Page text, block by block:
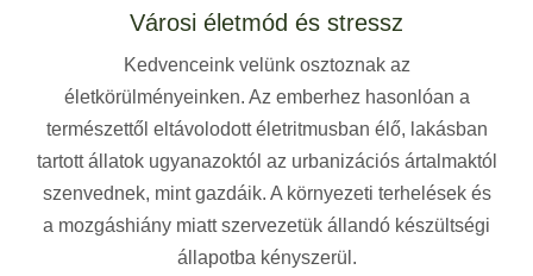
Városi életmód és stressz
Kedvenceink velünk osztoznak az
életkörülményeinken. Az emberhez hasonlóan a
természettől eltávolodott életritmusban élő, lakásban
tartott állatok ugyanazoktól az urbanizációs ártalmaktól
szenvednek, mint gazdáik. A környezeti terhelések és
a mozgáshiány miatt szervezetük állandó készültségi
állapotba kényszerül.